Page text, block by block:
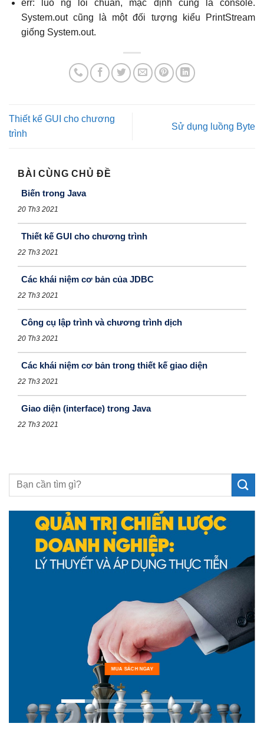
err: luồ ng lỗi chuẩn, mặc định cũng là console.
System.out cũng là một đối tượng kiểu PrintStream
giống System.out.
Thiết kế GUI cho chương
trình
Sử dụng luồng Byte
BÀI CÙNG CHỦ ĐỀ
Biến trong Java
20 Th3 2021
Thiết kế GUI cho chương trình
22 Th3 2021
Các khái niệm cơ bản của JDBC
22 Th3 2021
Công cụ lập trình và chương trình dịch
20 Th3 2021
Các khái niệm cơ bản trong thiết kế giao diện
22 Th3 2021
Giao diện (interface) trong Java
22 Th3 2021
MUA SÁCH NGAY